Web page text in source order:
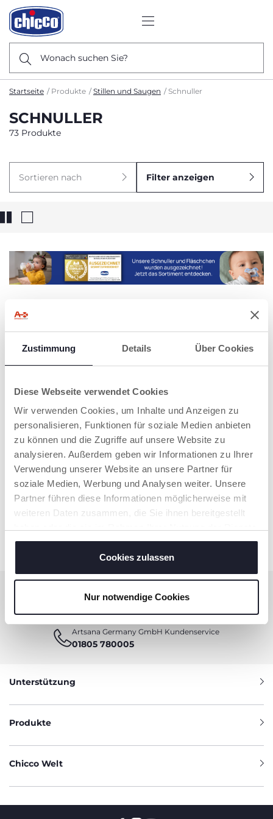
Zustimmung Details Über Cookies
Diese Webseite verwendet Cookies
Wir verwenden Cookies, um Inhalte und Anzeigen zu
personalisieren, Funktionen für soziale Medien anbieten
zu können und die Zugriffe auf unsere Website zu
analysieren. Außerdem geben wir Informationen zu Ihrer
Verwendung unserer Website an unsere Partner für
soziale Medien, Werbung und Analysen weiter. Unsere
Partner führen diese Informationen möglicherweise mit
weiteren Daten zusammen, die Sie ihnen bereitgestellt
gesammelt haben.
Cookies zulassen
Nur notwendige Cookies
Wonach suchen Sie?
Startseite Produkte Stillen und Saugen Schnuller
SCHNULLER
73 Produkte
Sortieren nach Filter anzeigen
+ FARBEN
Schnuller "PhysioForma"
Light 16-36 M, 2 Stück
Artsana Germany GmbH Kundenservice
01805 780005
Unterstützung
Produkte
Chicco Welt